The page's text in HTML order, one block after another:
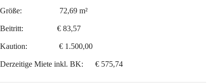
Größe:                   72,69 m²
Beitritt:                 € 83,57
Kaution:                € 1.500,00
Derzeitige Miete inkl. BK:      € 575,74